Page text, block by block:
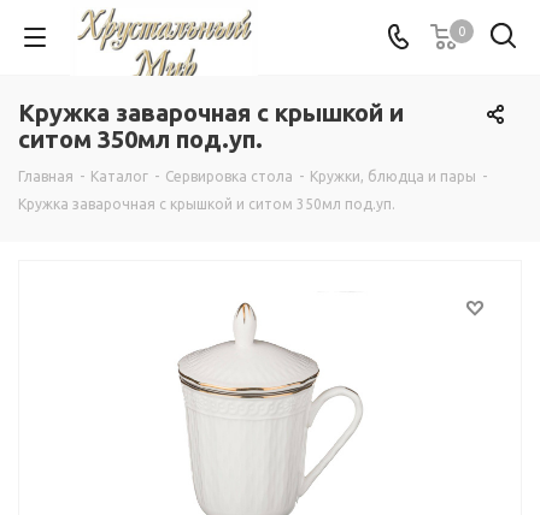
0
Кружка заварочная с крышкой и
ситом 350мл под.уп.
Главная - Каталог - Сервировка стола - Кружки, блюдца и пары -
Кружка заварочная с крышкой и ситом 350мл под.уп.